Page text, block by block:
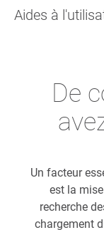
Aides à
De
Un facteur
est la
recherche
chargement